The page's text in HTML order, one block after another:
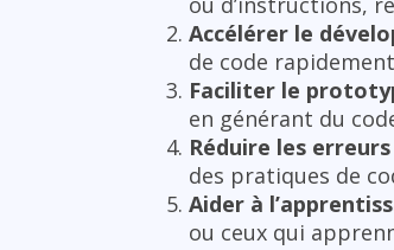
Accélérer le
de code
Faciliter le
en générant du
Réduire les erreurs
des pratiques de
Aider à
ou ceux qui